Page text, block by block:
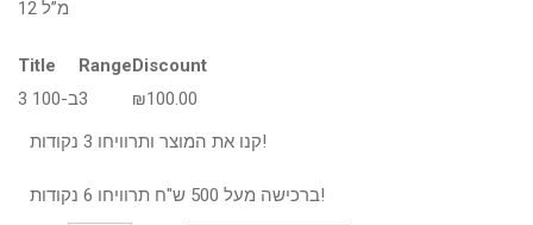
12 מ”ל
Title RangeDiscount
3 ב-1003 ₪100.00
קנו את המוצר ותרוויחו 3 נקודות!
ברכישה מעל 500 ש"ח תרוויחו 6 נקודות!